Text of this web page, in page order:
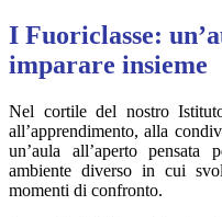
I Fuoriclasse:
imparare insieme
Nel cortile del nostro
all’apprendimento, alla
un’aula all’aperto
ambiente diverso in cui
momenti di confronto.